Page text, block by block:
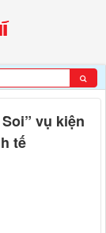
vụ kiện
tế